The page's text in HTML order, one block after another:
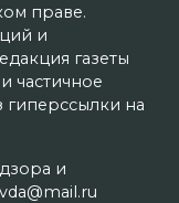
праве.
и
газеты
частичное
гиперссылки на
и